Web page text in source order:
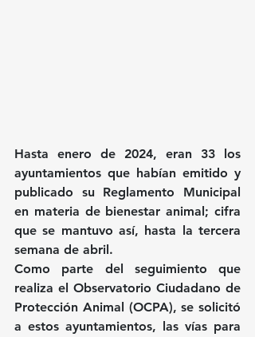
Hasta enero de 2024, eran 33 los
ayuntamientos que habían emitido y
publicado su Reglamento Municipal
en materia de bienestar animal; cifra
que se mantuvo así, hasta la tercera
semana de abril.
Como parte del seguimiento que
realiza el Observatorio Ciudadano de
Protección Animal (OCPA), se solicitó
a estos ayuntamientos, las vías para